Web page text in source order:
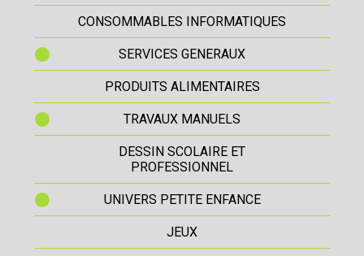
CONSOMMABLES INFORMATIQUES
SERVICES GENERAUX
PRODUITS ALIMENTAIRES
TRAVAUX MANUELS
DESSIN SCOLAIRE ET
PROFESSIONNEL
UNIVERS PETITE ENFANCE
JEUX